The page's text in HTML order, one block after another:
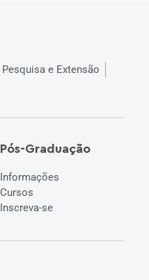
Pesquisa e Extensão
Pós-Graduação
Informações
Cursos
Inscreva-se